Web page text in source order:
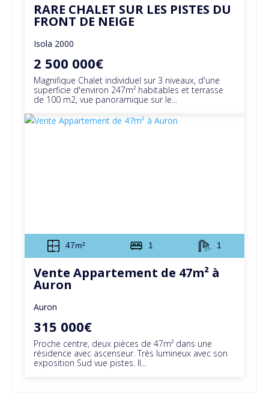
RARE CHALET SUR LES PISTES DU
FRONT DE NEIGE
Isola 2000
2 500 000€
Magnifique Chalet individuel sur 3 niveaux, d'une
superficie d'environ 247m² habitables et terrasse
de 100 m2, vue panoramique sur le...
47m² 1 1
Vente Appartement de 47m² à
Auron
Auron
315 000€
Proche centre, deux pièces de 47m² dans une
résidence avec ascenseur. Très lumineux avec son
exposition Sud vue pistes. Il...